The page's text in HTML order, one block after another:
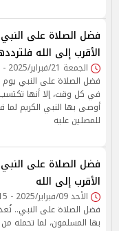
فضل الصلاة على
الأقرب إلى الله
الجمعة 21/فبراير/2025 - 12:18 م
فضل الصلاة على النبي
في كل وقت، إلا أنها
أوصى بها النبي الكريم
للمصلين عليه
فضل الصلاة على
الأقرب إلى الله
الأحد 09/فبراير/2025 - 05:15 ص
فضل الصلاة على النبي..
بها المسلمون، لما تحمله